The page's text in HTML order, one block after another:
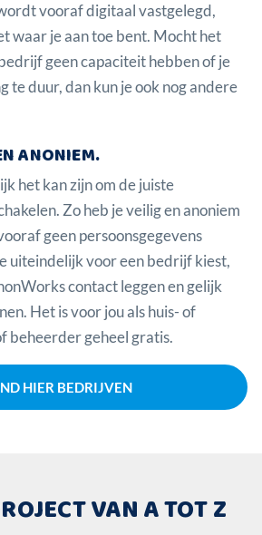
vooraf digitaal vastgelegd,
waar je aan toe bent. Mocht het
geen capaciteit hebben of je
te duur, dan kun je ook nog andere
ANONIEM.
het kan zijn om de juiste
Zo heb je veilig en anoniem
geen persoonsgegevens
uiteindelijk voor een bedrijf kiest,
contact leggen en gelijk
Het is voor jou als huis- of
beheerder geheel gratis.
HIER BEDRIJVEN
VAN A TOT Z